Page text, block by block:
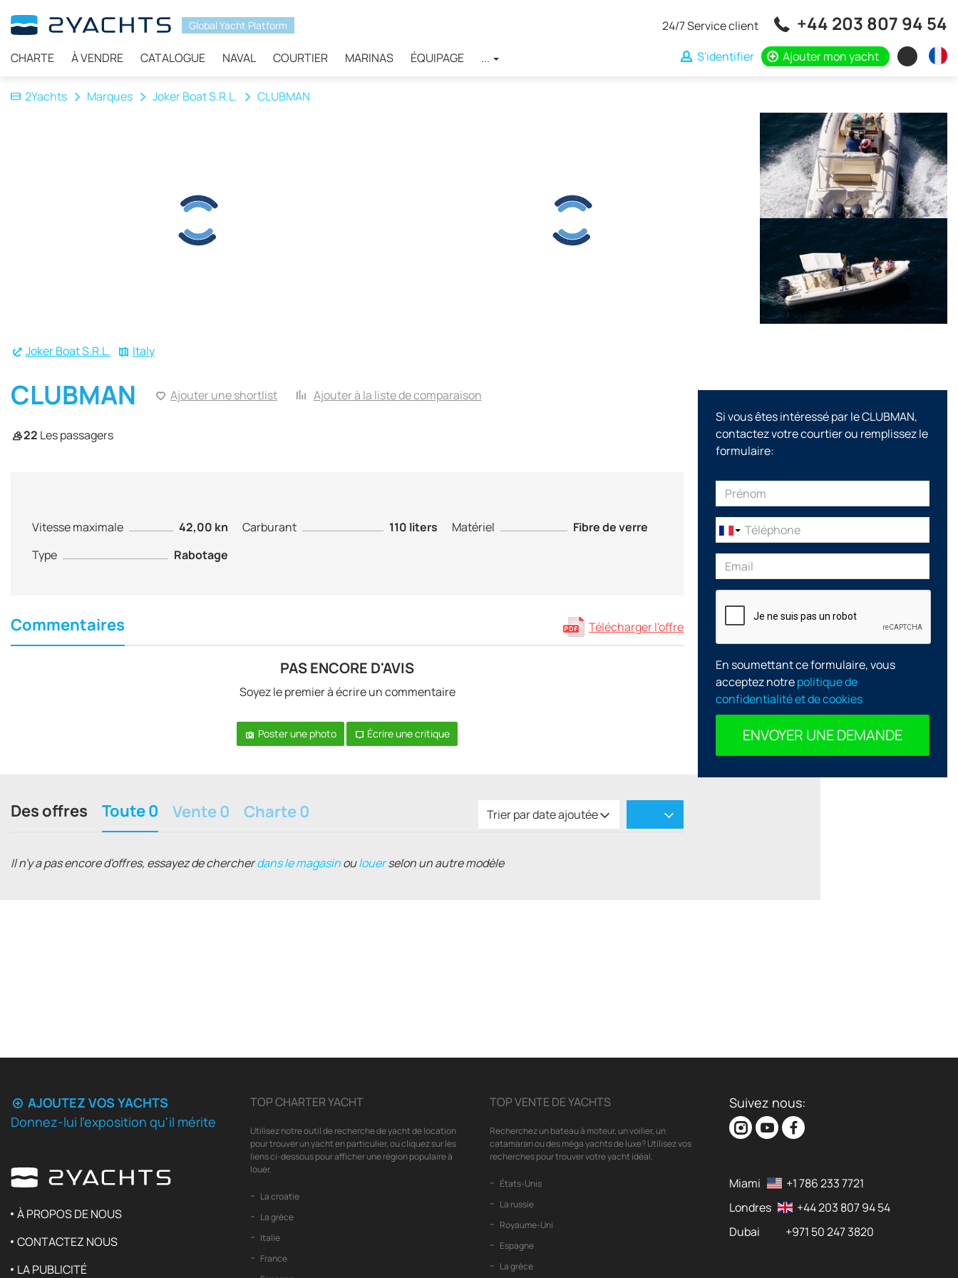
Global Yacht Platform
CHARTE À VENDRE CATALOGUE NAVAL COURTIER MARINAS ÉQUIPAGE ...
24/7 Service client +44 203 807 94 54
S'identifier Ajouter mon yacht
2Yachts Marques Joker Boat S.R.L. CLUBMAN
Joker Boat S.R.L. Italy
CLUBMAN Ajouter une shortlist Ajouter à la liste de comparaison
22 Les passagers
Vitesse maximale 42,00 kn Carburant 110 liters Matériel
Fibre de verre
Type
Rabotage
Télécharger l'offre
Commentaires
PAS ENCORE D'AVIS
Soyez le premier à écrire un commentaire
Poster une photo Écrire une critique
Des offres Toute 0 Vente 0 Charte 0 Trier par date ajoutée
Il n'y a pas encore d'offres, essayez de chercherdans le magasinoulouerselon un autre modèle
Si vous êtes intéressé par le CLUBMAN,
contactez votre courtier ou remplissez le
formulaire:
En soumettant ce formulaire, vous
acceptez notrepolitique de
confidentialité et de cookies
ENVOYER UNE DEMANDE
AJOUTEZ VOS YACHTS
Donnez-lui l'exposition qu'il mérite
À PROPOS DE NOUS
CONTACTEZ NOUS
LA PUBLICITÉ
TOP CHARTER YACHT
Utilisez notre outil de recherche de yacht de location
pour trouver un yacht en particulier, ou cliquez sur les
liens ci-dessous pour afficher une région populaire à
louer.
La croatie
La grèce
Italie
France
TOP VENTE DE YACHTS
Recherchez un bateau à moteur, un voilier, un
catamaran ou des méga yachts de luxe? Utilisez vos
recherches pour trouver votre yacht idéal.
États-Unis
La russie
Royaume-Uni
Espagne
La grèce
Suivez nous:
Miami
+1 786 233 7721
Londres
+44 203 807 94 54
Dubai
+971 50 247 3820